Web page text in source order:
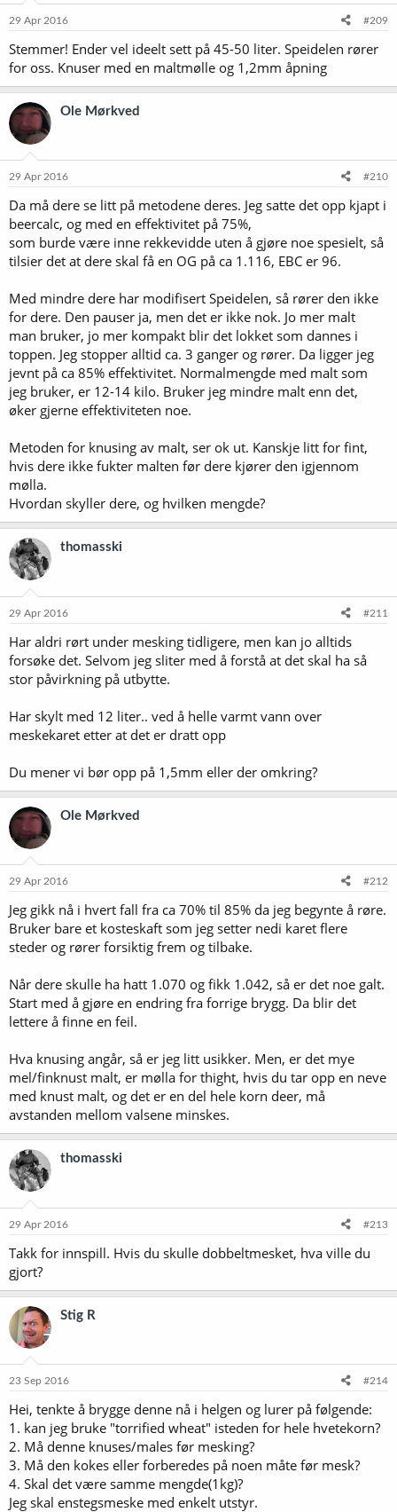
29 Apr 2016 #209
Stemmer! Ender vel ideelt sett på 45-50 liter. Speidelen rører
for oss. Knuser med en maltmølle og 1,2mm åpning
Ole Mørkved
29 Apr 2016 #210
Da må dere se litt på metodene deres. Jeg satte det opp kjapt i
beercalc, og med en effektivitet på 75%,
som burde være inne rekkevidde uten å gjøre noe spesielt, så
tilsier det at dere skal få en OG på ca 1.116, EBC er 96.
Med mindre dere har modifisert Speidelen, så rører den ikke
for dere. Den pauser ja, men det er ikke nok. Jo mer malt
man bruker, jo mer kompakt blir det lokket som dannes i
toppen. Jeg stopper alltid ca. 3 ganger og rører. Da ligger jeg
jevnt på ca 85% effektivitet. Normalmengde med malt som
jeg bruker, er 12-14 kilo. Bruker jeg mindre malt enn det,
øker gjerne effektiviteten noe.
Metoden for knusing av malt, ser ok ut. Kanskje litt for fint,
hvis dere ikke fukter malten før dere kjører den igjennom
mølla.
Hvordan skyller dere, og hvilken mengde?
thomasski
29 Apr 2016 #211
Har aldri rørt under mesking tidligere, men kan jo alltids
forsøke det. Selvom jeg sliter med å forstå at det skal ha så
stor påvirkning på utbytte.
Har skylt med 12 liter.. ved å helle varmt vann over
meskekaret etter at det er dratt opp
Du mener vi bør opp på 1,5mm eller der omkring?
Ole Mørkved
29 Apr 2016 #212
Jeg gikk nå i hvert fall fra ca 70% til 85% da jeg begynte å røre.
Bruker bare et kosteskaft som jeg setter nedi karet flere
steder og rører forsiktig frem og tilbake.
Når dere skulle ha hatt 1.070 og fikk 1.042, så er det noe galt.
Start med å gjøre en endring fra forrige brygg. Da blir det
lettere å finne en feil.
Hva knusing angår, så er jeg litt usikker. Men, er det mye
mel/finknust malt, er mølla for thight, hvis du tar opp en neve
med knust malt, og det er en del hele korn deer, må
avstanden mellom valsene minskes.
thomasski
29 Apr 2016 #213
Takk for innspill. Hvis du skulle dobbeltmesket, hva ville du
gjort?
Stig R
23 Sep 2016 #214
Hei, tenkte å brygge denne nå i helgen og lurer på følgende:
1. kan jeg bruke "torrified wheat" isteden for hele hvetekorn?
2. Må denne knuses/males før mesking?
3. Må den kokes eller forberedes på noen måte før mesk?
4. Skal det være samme mengde(1kg)?
Jeg skal enstegsmeske med enkelt utstyr.